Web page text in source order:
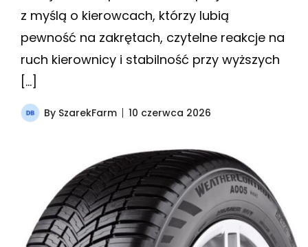
z myślą o kierowcach, którzy lubią
pewność na zakrętach, czytelne reakcje na
ruch kierownicy i stabilność przy wyższych
[…]
By SzarekFarm 10 czerwca 2026